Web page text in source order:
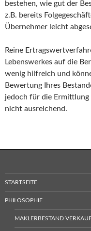
bestehen, wie gut der
z.B. bereits
Übernehmer leicht
Reine
Lebenswerkes auf die
wenig hilfreich und
Bewertung Ihres
jedoch für die Ermittlung
nicht ausreichend.
STARTSEITE
PHILOSOPHIE
MAKLERBESTAND